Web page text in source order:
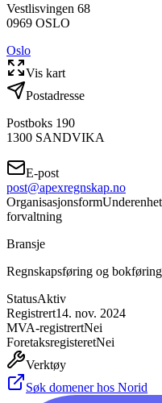
Vestlisvingen 68
0969 OSLO
Oslo
Vis kart
Postadresse
Postboks 190
1300 SANDVIKA
E-post
post@apexregnskap.no
Organisasjonsform
forvaltning
Bransje
Regnskapsføring og bokføring
StatusAktiv
Registrert14. nov. 2024
MVA-registrertNei
ForetaksregisteretNei
Verktøy
Søk domener hos Norid